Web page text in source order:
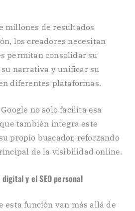
millones de resultados
los creadores necesitan
permitan consolidar su
narrativa y unificar su
diferentes plataformas.
no solo facilita esa
también integra este
propio buscador, reforzando
de la visibilidad online.
y el SEO personal
esta función van más allá de